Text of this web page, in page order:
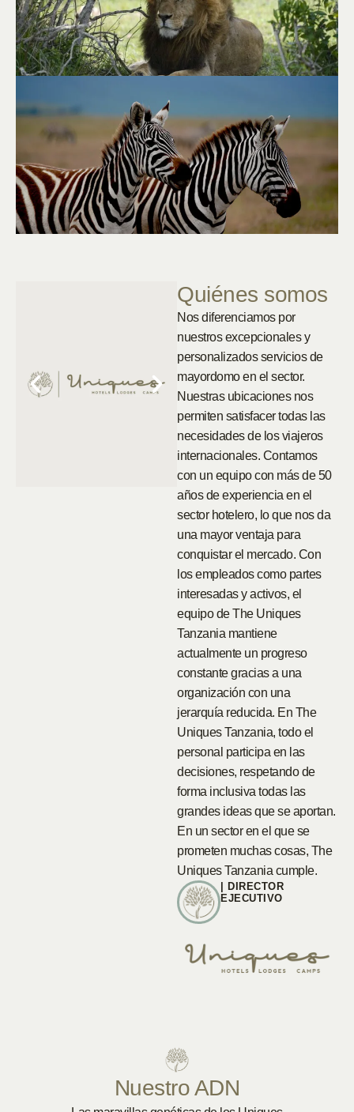
Quiénes somos
Nos diferenciamos por
nuestros excepcionales y
personalizados servicios de
mayordomo en el sector.
Nuestras ubicaciones nos
permiten satisfacer todas las
necesidades de los viajeros
internacionales. Contamos
con un equipo con más de 50
años de experiencia en el
sector hotelero, lo que nos da
una mayor ventaja para
conquistar el mercado. Con
los empleados como partes
interesadas y activos, el
equipo de The Uniques
Tanzania mantiene
actualmente un progreso
constante gracias a una
organización con una
jerarquía reducida. En The
Uniques Tanzania, todo el
personal participa en las
decisiones, respetando de
forma inclusiva todas las
grandes ideas que se aportan.
En un sector en el que se
prometen muchas cosas, The
Uniques Tanzania cumple.
| DIRECTOR
EJECUTIVO
Nuestro ADN